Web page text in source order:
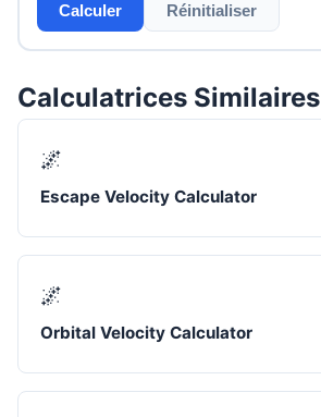
Calculer Réinitialiser
Calculatrices Similaires
🌌
Escape Velocity Calculator
🌌
Orbital Velocity Calculator